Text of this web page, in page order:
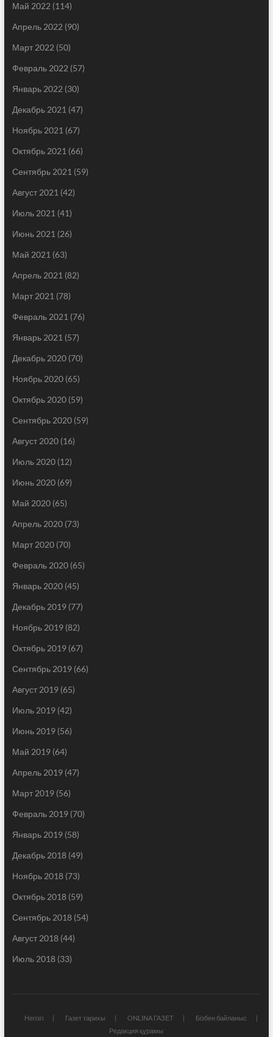
Май 2022 (114)
Апрель 2022 (90)
Март 2022 (50)
Февраль 2022 (57)
Январь 2022 (30)
Декабрь 2021 (47)
Ноябрь 2021 (67)
Октябрь 2021 (66)
Сентябрь 2021 (59)
Август 2021 (42)
Июль 2021 (41)
Июнь 2021 (26)
Май 2021 (63)
Апрель 2021 (82)
Март 2021 (78)
Февраль 2021 (76)
Январь 2021 (57)
Декабрь 2020(70)
Ноябрь 2020(65)
Октябрь 2020(59)
Сентябрь 2020(59)
Август 2020(16)
Июль 2020(12)
Июнь 2020(69)
Май 2020(65)
Апрель 2020(73)
Март 2020(70)
Февраль 2020(65)
Январь 2020(45)
Декабрь 2019(77)
Ноябрь 2019(82)
Октябрь 2019(67)
Сентябрь 2019(66)
Август 2019(65)
Июль 2019(42)
Июнь 2019(56)
Май 2019(64)
Апрель 2019(47)
Март 2019(56)
Февраль 2019(70)
Январь 2019(58)
Декабрь 2018(49)
Ноябрь 2018(73)
Октябрь 2018(59)
Сентябрь 2018(54)
Август 2018(44)
Июль 2018(33)
Негізгі Газет тарихы ONLINA ГАЗЕТ
Бізбен байланыс
Редакция құрамы